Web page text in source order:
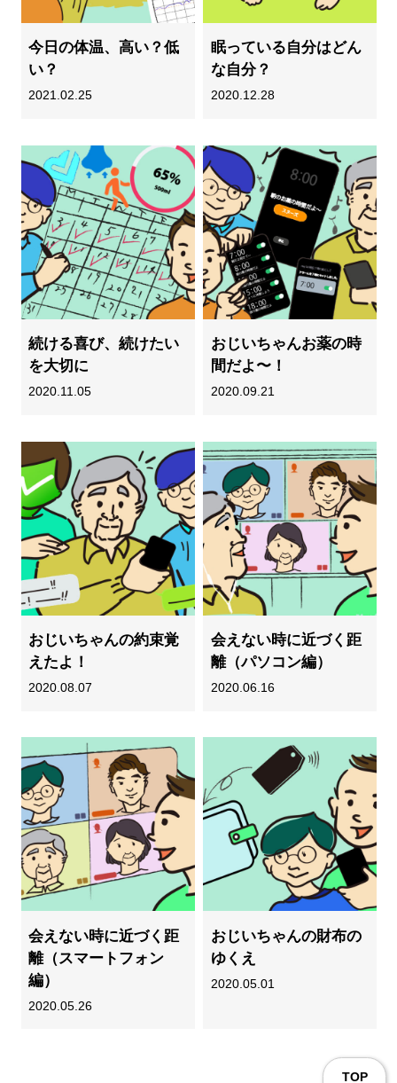
今日の体温、高い？低
い？
2021.02.25
眠っている自分はどん
な自分？
2020.12.28
続ける喜び、続けたい
を大切に
2020.11.05
おじいちゃんお薬の時
間だよ〜！
2020.09.21
おじいちゃんの約束覚
えたよ！
2020.08.07
会えない時に近づく距
離（パソコン編）
2020.06.16
会えない時に近づく距
離（スマートフォン
編）
2020.05.26
おじいちゃんの財布の
ゆくえ
2020.05.01
TOP